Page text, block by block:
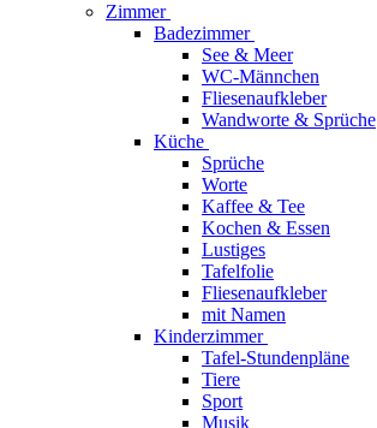
Zimmer
Badezimmer
See & Meer
WC-Männchen
Fliesenaufkleber
Wandworte & Sprüche
Küche
Sprüche
Worte
Kaffee & Tee
Kochen & Essen
Lustiges
Tafelfolie
Fliesenaufkleber
mit Namen
Kinderzimmer
Tafel-Stundenpläne
Tiere
Sport
Musik